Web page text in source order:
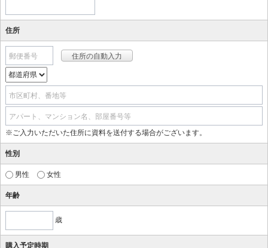
住所
郵便番号
市区町村、番地等
アパート、マンション名、部屋番号等
※ご入力いただいた住所に資料を送付する場合がございます。
性別
男性 女性
年齢
歳
購入予定時期